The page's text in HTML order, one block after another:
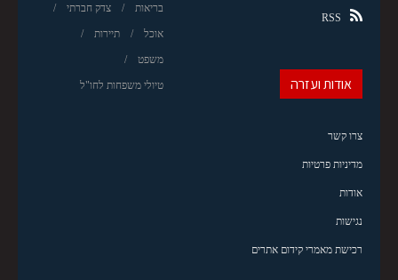
בריאות צדק חברתי
אוכל תיירות
משפט
טיולי משפחות לחו"ל
RSS
אודות ועזרה
צרו קשר
מדיניות פרטיות
אודות
נגישות
רכישת מאמרי קידום אתרים